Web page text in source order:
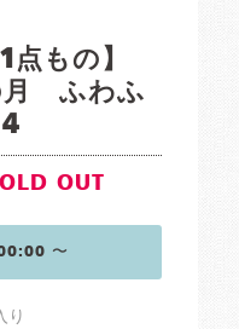
もの】
月 ふわふ
OUT
〜
り